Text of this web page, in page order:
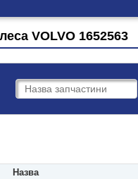
VOLVO 1652563
Назва